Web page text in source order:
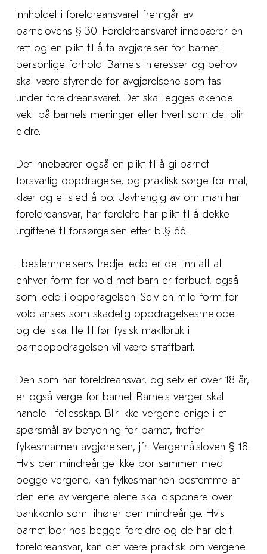
Innholdet i foreldreansvaret fremgår av
barnelovens § 30. Foreldreansvaret innebærer en
rett og en plikt til å ta avgjørelser for barnet i
personlige forhold. Barnets interesser og behov
skal være styrende for avgjørelsene som tas
under foreldreansvaret. Det skal legges økende
vekt på barnets meninger etter hvert som det blir
eldre.
Det innebærer også en plikt til å gi barnet
forsvarlig oppdragelse, og praktisk sørge for mat,
klær og et sted å bo. Uavhengig av om man har
foreldreansvar, har foreldre har plikt til å dekke
utgiftene til forsørgelsen etter bl.§ 66.
I bestemmelsens tredje ledd er det inntatt at
enhver form for vold mot barn er forbudt, også
som ledd i oppdragelsen. Selv en mild form for
vold anses som skadelig oppdragelsesmetode
og det skal lite til før fysisk maktbruk i
barneoppdragelsen vil være straffbart.
Den som har foreldreansvar, og selv er over 18 år,
er også verge for barnet. Barnets verger skal
handle i fellesskap. Blir ikke vergene enige i et
spørsmål av betydning for barnet, treffer
fylkesmannen avgjørelsen, jfr. Vergemålsloven § 18.
Hvis den mindreårige ikke bor sammen med
begge vergene, kan fylkesmannen bestemme at
den ene av vergene alene skal disponere over
bankkonto som tilhører den mindreårige. Hvis
barnet bor hos begge foreldre og de har delt
foreldreansvar, kan det være praktisk om vergene